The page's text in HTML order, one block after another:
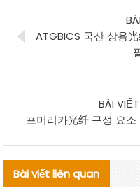
ATGBICS 국산 상용
BÀI
포머리카光纤 구성 요
Bài viết liên quan